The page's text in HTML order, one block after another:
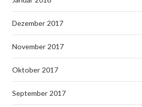
Dezember 2017
November 2017
Oktober 2017
September 2017